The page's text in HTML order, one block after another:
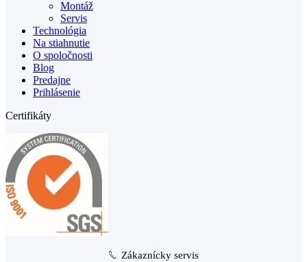
Montáž
Servis
Technológia
Na stiahnutie
O spoločnosti
Blog
Predajne
Prihlásenie
Certifikáty
Zákaznícky servis